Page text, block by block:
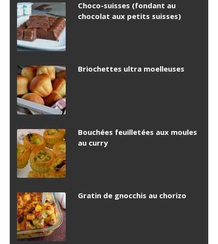
Choco-suisses (fondant au
chocolat aux petits suisses)
Briochettes ultra moelleuses
Bouchées feuilletées aux moules
au curry
Gratin de gnocchis au chorizo